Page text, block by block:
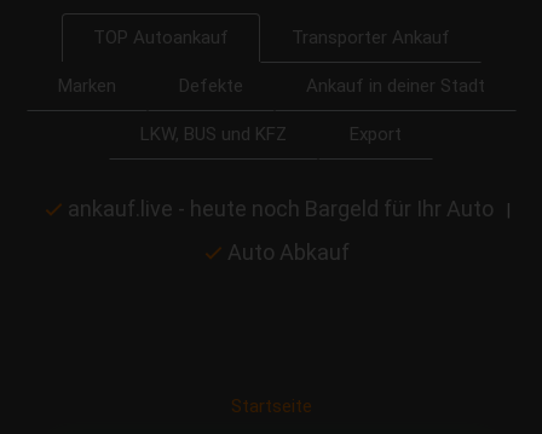
TOP Autoankauf Transporter Ankauf
Marken Defekte Ankauf in deiner Stadt
LKW, BUS und KFZ Export
ankauf.live - heute noch Bargeld für Ihr Auto |
Auto Abkauf
Startseite